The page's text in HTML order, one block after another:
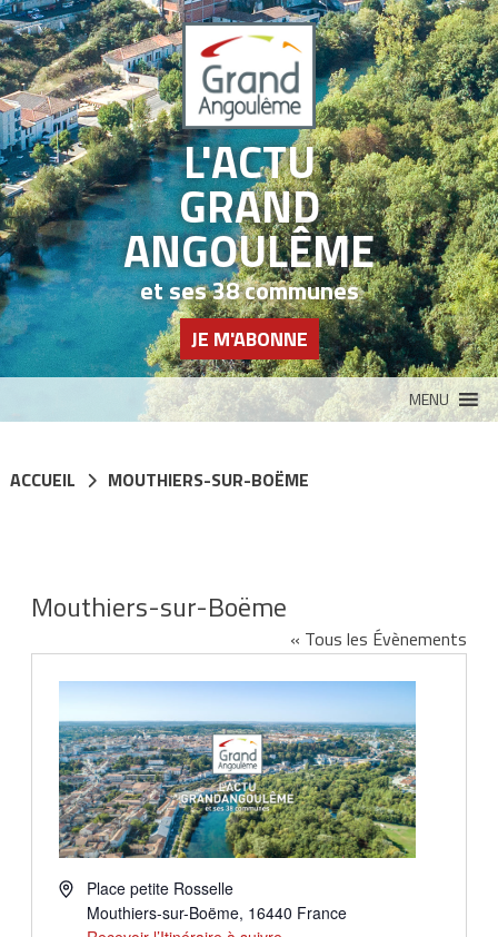
L'ACTU
GRAND
ANGOULÊME
et ses 38 communes
JE M'ABONNE
MENU
ACCUEIL MOUTHIERS-SUR-BOËME
Mouthiers-sur-Boëme
« Tous les Évènements
AdressePlace petite Rosselle
Mouthiers-sur-Boëme, 16440 France
Panneau de gestion des cookies